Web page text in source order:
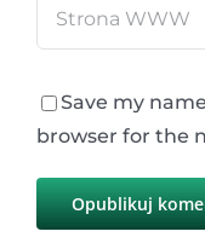
Save my
browser for the